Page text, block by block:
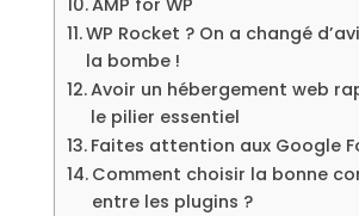
WP Rocket ? On a changé
la bombe !
Avoir un hébergement web
le pilier essentiel
Faites attention aux Google
Comment choisir la bonne
entre les plugins ?